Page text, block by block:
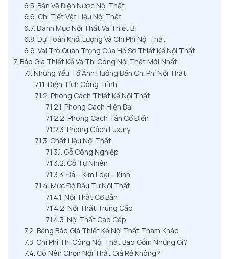
Bản Vẽ Điện Nước Nội Thất
Chi Tiết Vật Liệu Nội Thất
Danh Mục Nội Thất Và Thiết Bị
Dự Toán Khối Lượng Và Chi Phí Nội Thất
Vai Trò Quan Trọng Của Hồ Sơ Thiết Kế Nội Thất
Báo Giá Thiết Kế Và Thi Công Nội Thất Mới Nhất
Những Yếu Tố Ảnh Hưởng Đến Chi Phí Nội Thất
Diện Tích Công Trình
Phong Cách Thiết Kế Nội Thất
Phong Cách Hiện Đại
Phong Cách Tân Cổ Điển
Phong Cách Luxury
Chất Liệu Nội Thất
Gỗ Công Nghiệp
Gỗ Tự Nhiên
Đá – Kim Loại – Kính
Mức Độ Đầu Tư Nội Thất
Nội Thất Cơ Bản
Nội Thất Trung Cấp
Nội Thất Cao Cấp
Bảng Báo Giá Thiết Kế Nội Thất Tham Khảo
Chi Phí Thi Công Nội Thất Bao Gồm Những Gì?
Có Nên Chọn Nội Thất Giá Rẻ Không?